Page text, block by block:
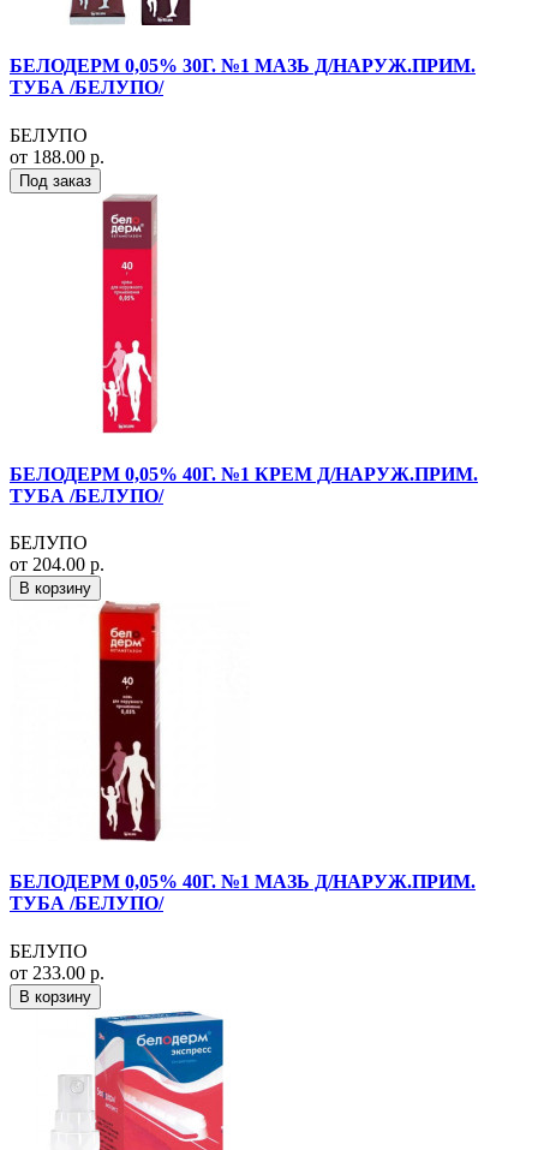
БЕЛОДЕРМ 0,05% 30Г. №1 МАЗЬ Д/НАРУЖ.ПРИМ.
ТУБА /БЕЛУПО/
БЕЛУПО
от 188.00 р.
Под заказ
БЕЛОДЕРМ 0,05% 40Г. №1 КРЕМ Д/НАРУЖ.ПРИМ.
ТУБА /БЕЛУПО/
БЕЛУПО
от 204.00 р.
В корзину
БЕЛОДЕРМ 0,05% 40Г. №1 МАЗЬ Д/НАРУЖ.ПРИМ.
ТУБА /БЕЛУПО/
БЕЛУПО
от 233.00 р.
В корзину